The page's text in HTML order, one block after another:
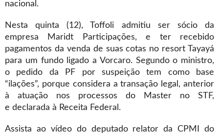
nacional.
Nesta quinta (12), Toffoli admitiu ser sócio da
empresa Maridt Participações, e ter recebido
pagamentos da venda de suas cotas no resort Tayayá
para um fundo ligado a Vorcaro. Segundo o ministro,
o pedido da PF por suspeição tem como base
“ilações”, porque considera a transação legal, anterior
à atuação nos processos do Master no STF,
e declarada à Receita Federal.
Assista ao vídeo do deputado relator da CPMI do